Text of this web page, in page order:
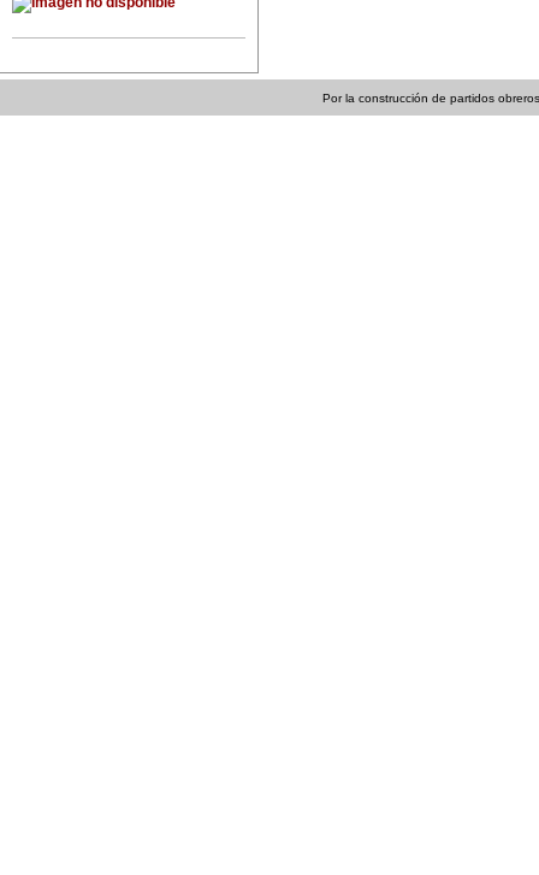
Por la construcción de partidos